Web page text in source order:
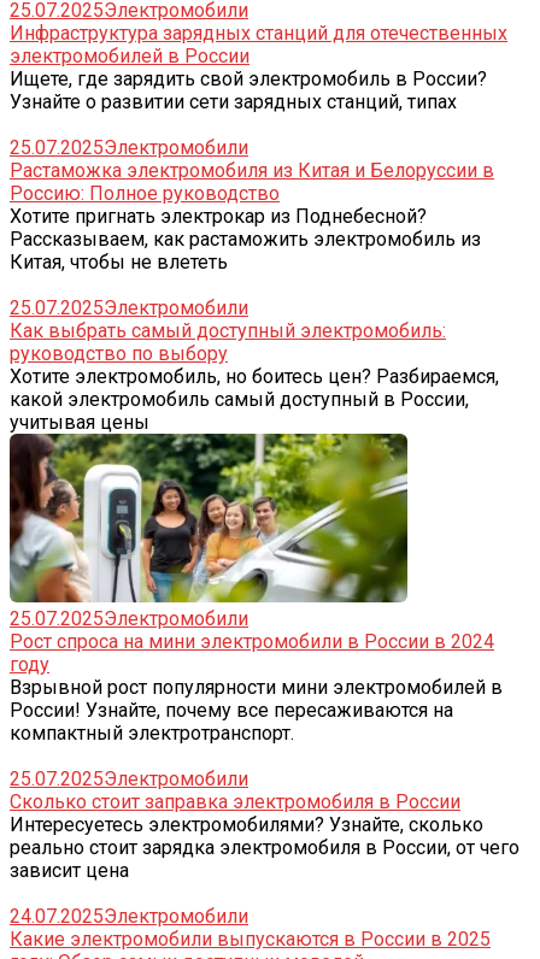
25.07.2025Электромобили
Инфраструктура зарядных станций для отечественных
электромобилей в России
Ищете, где зарядить свой электромобиль в России?
Узнайте о развитии сети зарядных станций, типах
25.07.2025Электромобили
Растаможка электромобиля из Китая и Белоруссии в
Россию: Полное руководство
Хотите пригнать электрокар из Поднебесной?
Рассказываем, как растаможить электромобиль из
Китая, чтобы не влететь
25.07.2025Электромобили
Как выбрать самый доступный электромобиль:
руководство по выбору
Хотите электромобиль, но боитесь цен? Разбираемся,
какой электромобиль самый доступный в России,
учитывая цены
25.07.2025Электромобили
Рост спроса на мини электромобили в России в 2024
году
Взрывной рост популярности мини электромобилей в
России! Узнайте, почему все пересаживаются на
компактный электротранспорт.
25.07.2025Электромобили
Сколько стоит заправка электромобиля в России
Интересуетесь электромобилями? Узнайте, сколько
реально стоит зарядка электромобиля в России, от чего
зависит цена
24.07.2025Электромобили
Какие электромобили выпускаются в России в 2025